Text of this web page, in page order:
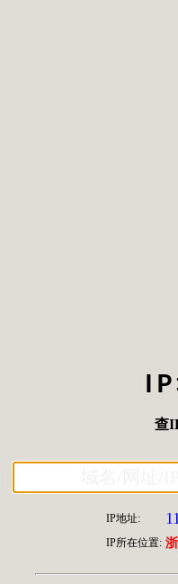
查
IP地址:
IP所在位置: